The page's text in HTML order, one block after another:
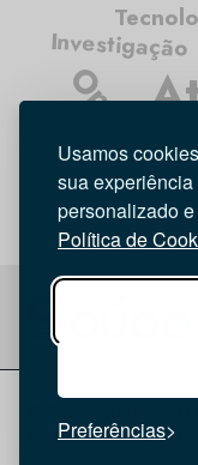
Usamos
sua
personalizado
Política de
Preferências
Opinião
Investigação
Política de